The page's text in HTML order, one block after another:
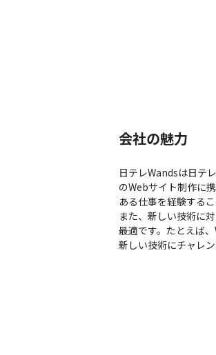
会社の魅力
日テレWandsは日テ
のWebサイト制作に
ある仕事を経験するこ
また、新しい技術に
最適です。たとえば
新しい技術にチャレ